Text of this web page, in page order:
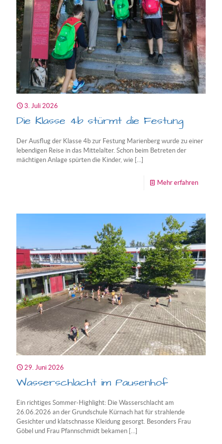
3. Juli 2026
Die Klasse 4b stürmt die Festung
Der Ausflug der Klasse 4b zur Festung Marienberg wurde zu einer
lebendigen Reise in das Mittelalter. Schon beim Betreten der
mächtigen Anlage spürten die Kinder, wie […]
Mehr erfahren-
4b
stürmt
die
Festung
29. Juni 2026
Wasserschlacht im Pausenhof
Ein richtiges Sommer‑Highlight: Die Wasserschlacht am
26.06.2026 an der Grundschule Kürnach hat für strahlende
Gesichter und klatschnasse Kleidung gesorgt. Besonders Frau
Göbel und Frau Pfannschmidt bekamen […]